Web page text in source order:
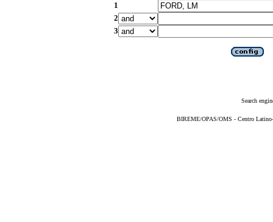
1
2
3
Search
BIREME/OPAS/OMS - Centro Latino-